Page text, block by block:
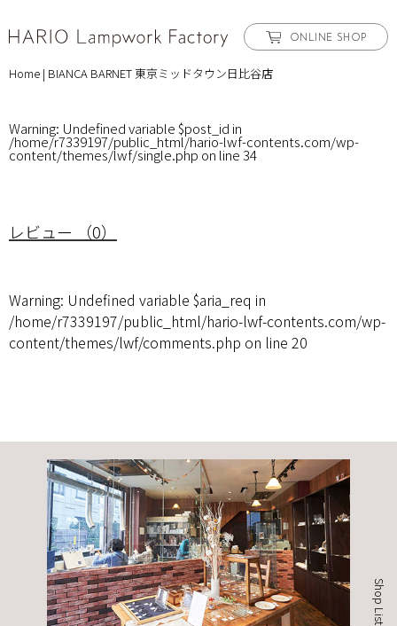
ONLINE SHOP
Home | BIANCA BARNET 東京ミッドタウン日比谷店
Warning: Undefined variable $post_id in
/home/r7339197/public_html/hario-lwf-contents.com/wp-
content/themes/lwf/single.php on line34
レビュー （0）
Warning: Undefined variable $aria_req in
/home/r7339197/public_html/hario-lwf-contents.com/wp-
content/themes/lwf/comments.php on line 20
Shop List